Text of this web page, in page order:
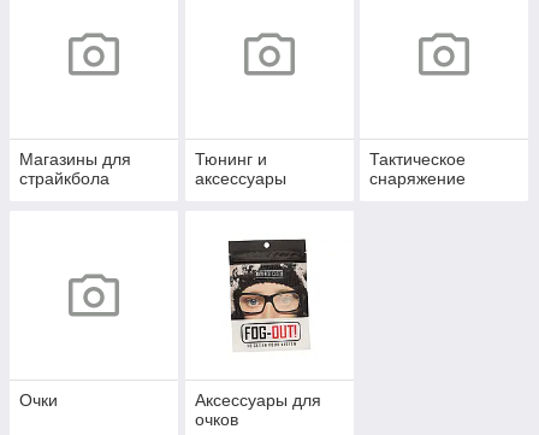
Магазины для
страйкбола
Тюнинг и
аксессуары
Тактическое
снаряжение
Очки
Аксессуары для
очков